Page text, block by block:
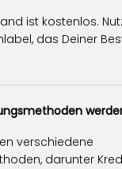
ist kostenlos.
das Deiner
verschiedene
darunter